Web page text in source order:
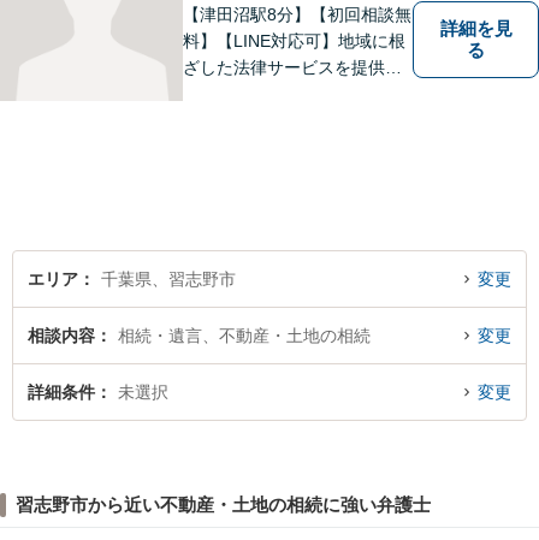
りと伺います。
【津田沼駅8分】【初回相談無
料】【LINE対応可】地域に根
ざした法律サービスを提供し
詳細を見
る
エリア 千葉県、習志野市 変更
相談内容 相続・遺言、不動産・土地の相続 変更
詳細条件 未選択 変更
習志野市から近い不動産・土地の相続に強い弁護士